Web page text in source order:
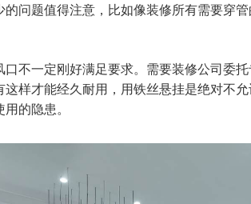
问题值得注意，比如像装修所有需要穿
一定刚好满足要求。需要装修公司委
样才能经久耐用，用铁丝悬挂是绝对不
的隐患。